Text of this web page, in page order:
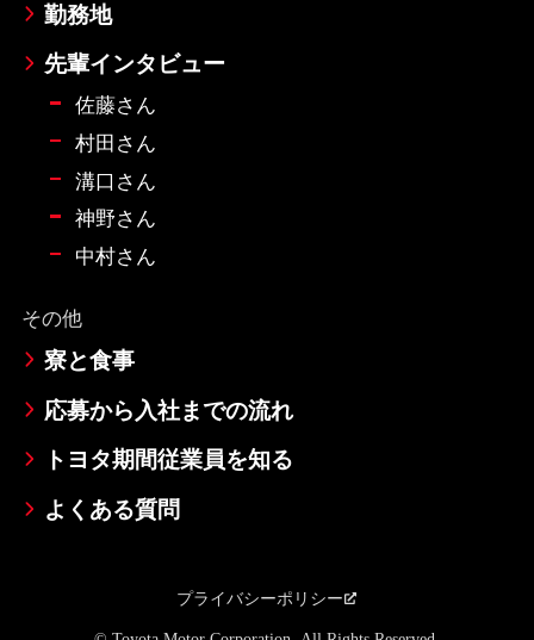
勤務地
先輩インタビュー
佐藤さん
村田さん
溝口さん
神野さん
中村さん
その他
寮と食事
応募から入社までの流れ
トヨタ期間従業員を知る
よくある質問
プライバシーポリシー